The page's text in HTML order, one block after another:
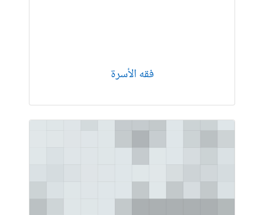
فقه الأسرة